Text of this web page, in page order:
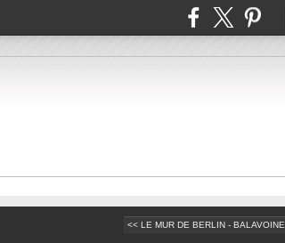
<< LE MUR DE BERLIN - BALAVOINE